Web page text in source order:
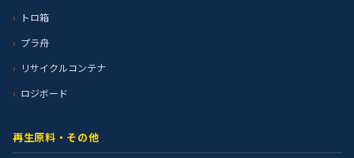
トロ箱
プラ舟
リサイクルコンテナ
ロジボード
再生原料・その他